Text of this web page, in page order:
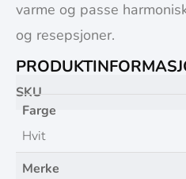
varme og passe
og resepsjoner.
SKU
Farge
Hvit
Merke